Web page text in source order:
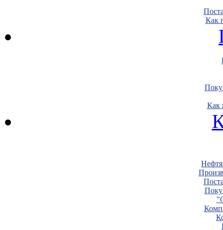
Как
Как